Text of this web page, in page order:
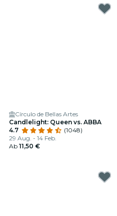
Círculo de Bellas Artes
Candlelight: Queen vs. ABBA
4.7
(1048)
29 Aug. - 14 Feb.
Ab 11,50 €